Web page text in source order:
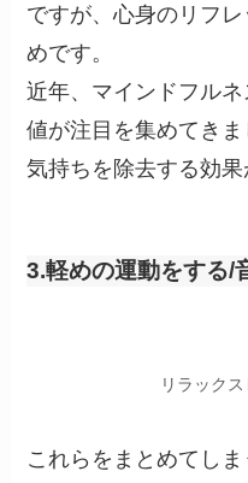
ですが、心身のリフ
めです。
近年、マインドフル
値が注目を集めてき
気持ちを除去する効果
3.軽めの運動をする/
リラック
これらをまとめてし